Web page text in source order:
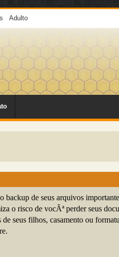
Adulto
backup de seus arquivos
o risco de vocÃª perder seus
de seus filhos, casamento ou